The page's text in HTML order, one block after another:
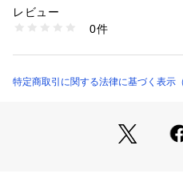
など様々な着こなしが可能です。
2タックの仕様が、ウエスト部
-素材-
ラインナップでご用意しました
商品番号：
213120134 （ショップ）
レビュー
0件
特定商取引に関する法律に基づく表示